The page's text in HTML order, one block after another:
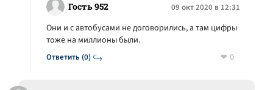
Гость 952 09 окт 2020 в 12:31
Ответить (0)
Они и с автобусами не договорились, а там цифры
тоже на миллионы были.
0